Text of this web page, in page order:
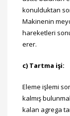
konulduktan
Makinenin
hareketleri
erer.
c) Tartma işi:
Eleme işlemi
kalmış
kalan agrega